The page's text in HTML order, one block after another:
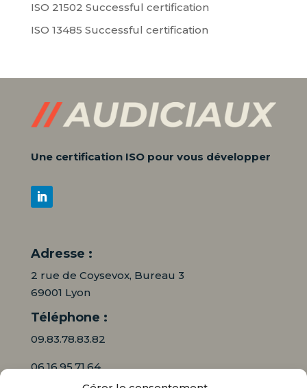
ISO 21502 Successful certification
ISO 13485 Successful certification
Une certification ISO pour vous développer
Adresse :
2 rue de Coysevox, Bureau 3
69001 Lyon
Téléphone :
09.83.78.83.82
06.16.95.71.64